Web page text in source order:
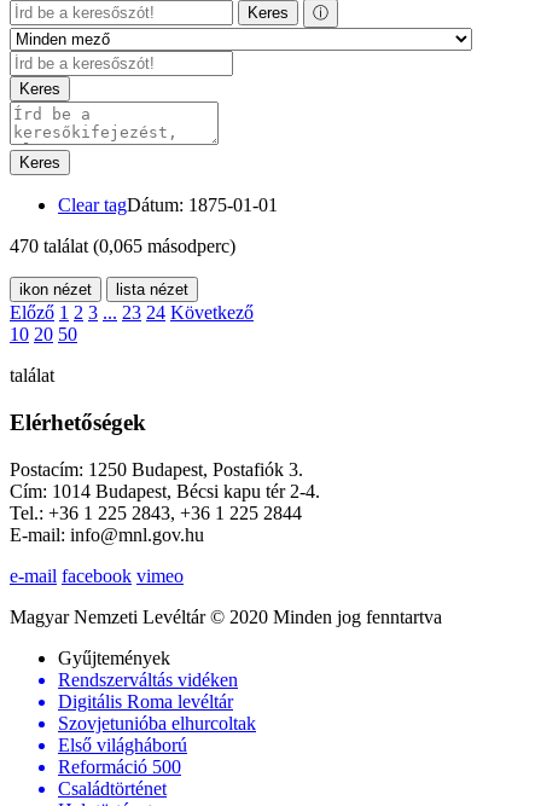
Keres ⓘ
Keres
Keres
Clear tagDátum: 1875-01-01
470 találat (0,065 másodperc)
ikon nézet lista nézet
Előző 1 2 3 ... 23 24 Következő
10 20 50
találat
Elérhetőségek
Postacím: 1250 Budapest, Postafiók 3.
Cím: 1014 Budapest, Bécsi kapu tér 2-4.
Tel.: +36 1 225 2843, +36 1 225 2844
E-mail: info@mnl.gov.hu
e-mail facebook vimeo
Magyar Nemzeti Levéltár © 2020 Minden jog fenntartva
Gyűjtemények
Rendszerváltás vidéken
Digitális Roma levéltár
Szovjetunióba elhurcoltak
Első világháború
Reformáció 500
Családtörténet